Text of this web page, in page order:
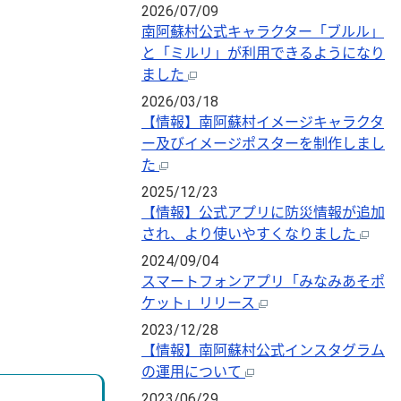
2026/07/09
南阿蘇村公式キャラクター「ブルル」
と「ミルリ」が利用できるようになり
ました
2026/03/18
【情報】南阿蘇村イメージキャラクタ
ー及びイメージポスターを制作しまし
た
2025/12/23
【情報】公式アプリに防災情報が追加
され、より使いやすくなりました
2024/09/04
スマートフォンアプリ「みなみあそポ
ケット」リリース
2023/12/28
【情報】南阿蘇村公式インスタグラム
の運用について